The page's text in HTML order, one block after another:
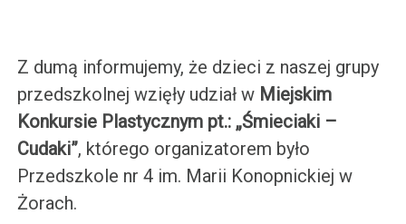
Z dumą informujemy, że dzieci z naszej grupy
przedszkolnej wzięły udział w Miejskim
Konkursie Plastycznym pt.: „Śmieciaki –
Cudaki”, którego organizatorem było
Przedszkole nr 4 im. Marii Konopnickiej w
Żorach.